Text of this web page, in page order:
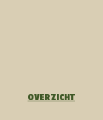
OVERZICHT